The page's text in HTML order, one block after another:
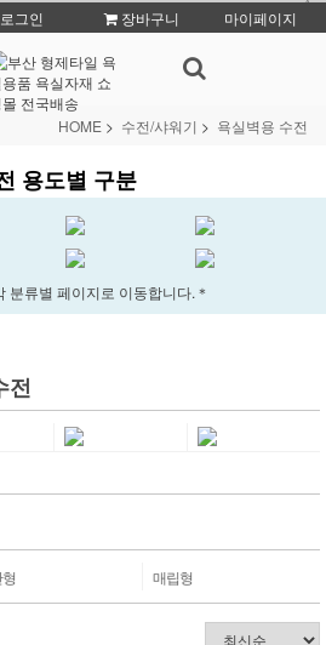
로그인 장바구니
마이페이지
HOME 수전/샤워기 욕실벽용 수전
용도별 구분
분류별 페이지로 이동합니다.＊
전
매립형